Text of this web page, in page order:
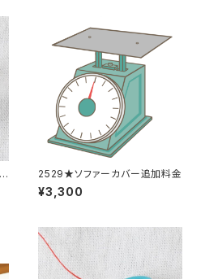
2529★ソファーカバー追加料金
¥3,300